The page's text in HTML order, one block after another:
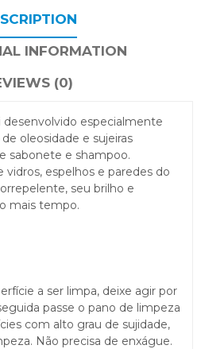
INFORMATION
(0)
especialmente
oleosidade e sujeiras
sabonete e shampoo.
vidros, espelhos e paredes do
seu brilho e
mais tempo.
a ser limpa, deixe agir por
passe o pano de limpeza
com alto grau de sujidade,
Não precisa de enxágue.